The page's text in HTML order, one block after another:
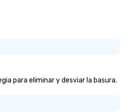
performance, Gary was
para eliminar y desviar la basura.